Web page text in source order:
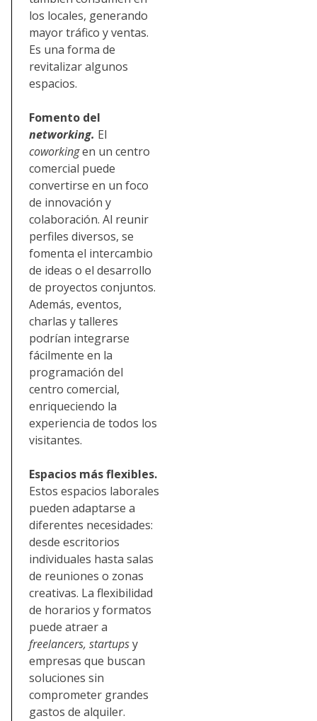
los locales, generando
mayor tráfico y ventas.
Es una forma de
revitalizar algunos
espacios.
Fomento del
networking. El
coworkingen un centro
comercial puede
convertirse en un foco
de innovación y
colaboración. Al reunir
perfiles diversos, se
fomenta el intercambio
de ideas o el desarrollo
de proyectos conjuntos.
Además, eventos,
charlas y talleres
podrían integrarse
fácilmente en la
programación del
centro comercial,
enriqueciendo la
experiencia de todos los
visitantes.
Espacios más flexibles.
Estos espacios laborales
pueden adaptarse a
diferentes necesidades:
desde escritorios
individuales hasta salas
de reuniones o zonas
creativas. La flexibilidad
de horarios y formatos
puede atraer a
freelancers, startupsy
empresas que buscan
soluciones sin
comprometer grandes
gastos de alquiler.